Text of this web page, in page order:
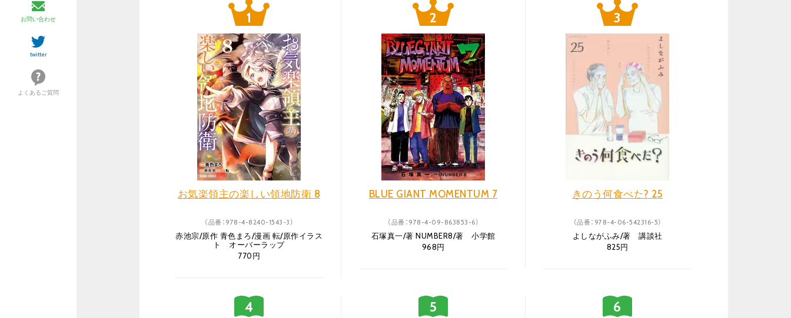
お問い合わせ
twitter
よくあるご質問
お気楽領主の楽しい領地防衛 8
（品番：978-4-8240-1543-3）
赤池宗/原作 青色まろ/漫画 転/原作イラス
ト オーバーラップ
770円
BLUE GIANT MOMENTUM 7
（品番：978-4-09-863853-6）
石塚真一/著 NUMBER8/著 小学館
968円
きのう何食べた? 25
（品番：978-4-06-542316-5）
よしながふみ/著 講談社
825円